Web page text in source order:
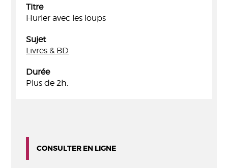
Titre
Hurler avec les loups
Sujet
Livres & BD
Durée
Plus de 2h.
CONSULTER EN LIGNE